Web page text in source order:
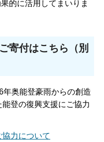
的に活用してまいりま
寄付はこちら（別
奥能登豪雨からの創造
登の復興支援にご協力
力について